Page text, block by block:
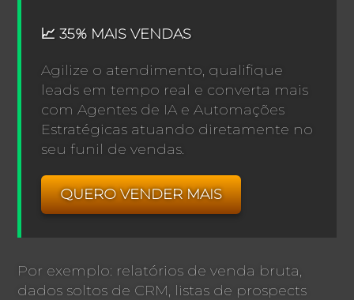
📈 35% MAIS VENDAS
Agilize o atendimento, qualifique
leads em tempo real e converta mais
com Agentes de IA e Automações
Estratégicas atuando diretamente no
seu funil de vendas.
QUERO VENDER MAIS
Por exemplo: relatórios de venda bruta,
dados soltos de CRM, listas de prospects